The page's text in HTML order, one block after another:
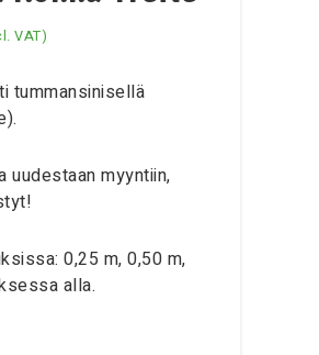
VAT)
tummansinisellä
uudestaan myyntiin,
0,25 m, 0,50 m,
alla.